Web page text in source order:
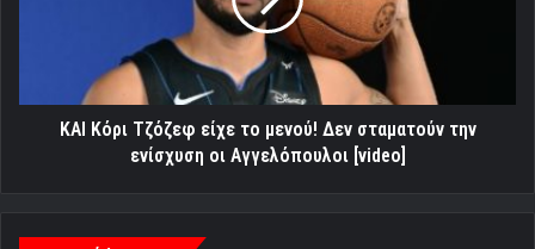
σταματούν
την
ενίσχυσηΚΑΙ Κόρι Τζόζεφ είχε το μενού! Δεν σταματούν την
ενίσχυση οι Αγγελόπουλοι [video]